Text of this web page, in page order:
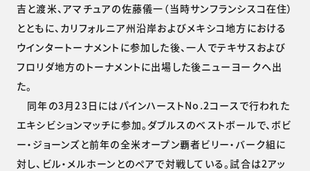
吉と渡米、アマチュアの佐藤儀一（当時サンフランシスコ在住）
とともに、カリフォルニア州沿岸およびメキシコ地方における
ウインタートーナメントに参加した後、一人でテキサスおよび
フロリダ地方のトーナメントに出場した後ニューヨークヘ出
た。
同年の3月23日にはパインハーストNo.2コースで行われた
エキシビションマッチに参加。ダブルスのベストボールで、ボビ
ー・ジョーンズと前年の全米オープン覇者ビリー・バーク組に
対し、ビル・メルホーンとのペアで対戦している。試合は2アッ